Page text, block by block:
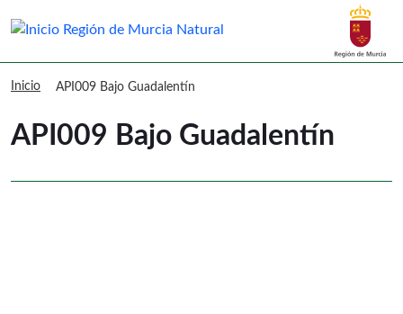
Murcia Natural API009 Bajo Buscar
Inicio API009 Bajo Guadalentín
API009 Bajo Guadalentín